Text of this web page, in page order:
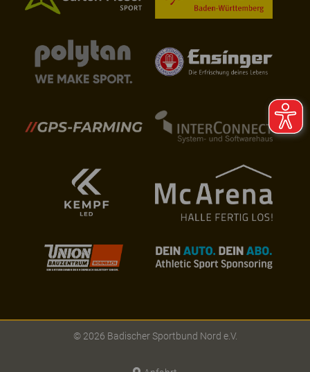
© 2026 Badischer Sportbund Nord e.V.